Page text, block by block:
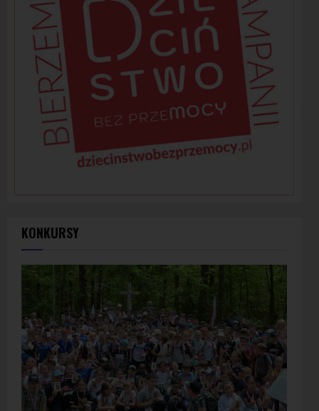
KONKURSY